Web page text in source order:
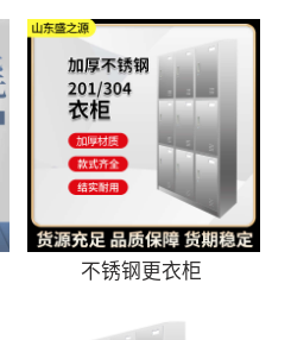
不锈钢更衣柜